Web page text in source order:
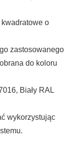
o
zastosowanego
do koloru
Biały RAL
wykorzystując